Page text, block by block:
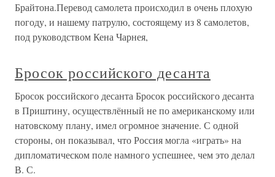
Брайтона.Перевод самолета происходил в очень плохую
погоду, и нашему патрулю, состоящему из 8 самолетов,
под руководством Кена Чарнея,
Бросок российского десанта
Бросок российского десанта Бросок российского десанта
в Приштину, осуществлённый не по американскому или
натовскому плану, имел огромное значение. С одной
стороны, он показывал, что Россия могла «играть» на
дипломатическом поле намного успешнее, чем это делал
В. С.